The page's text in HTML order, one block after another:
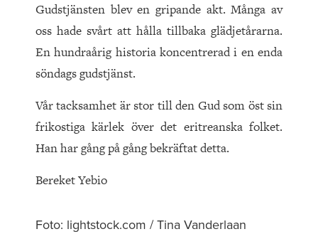
Gudstjänsten blev en gripande akt. Många av
oss hade svårt att hålla tillbaka glädjetårarna.
En hundraårig historia koncentrerad i en enda
söndags gudstjänst.
Vår tacksamhet är stor till den Gud som öst sin
frikostiga kärlek över det eritreanska folket.
Han har gång på gång bekräftat detta.
Bereket Yebio
Foto: lightstock.com / Tina Vanderlaan